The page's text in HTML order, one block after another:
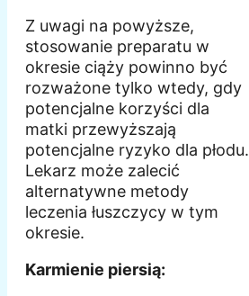
Z uwagi na powyższe,
stosowanie preparatu w
okresie ciąży powinno być
rozważone tylko wtedy, gdy
potencjalne korzyści dla
matki przewyższają
potencjalne ryzyko dla płodu.
Lekarz może zalecić
alternatywne metody
leczenia łuszczycy w tym
okresie.
Karmienie piersią: